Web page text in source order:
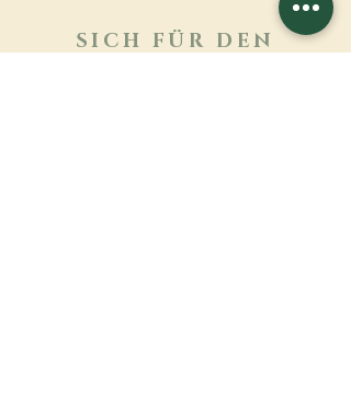
SICH FÜR DEN